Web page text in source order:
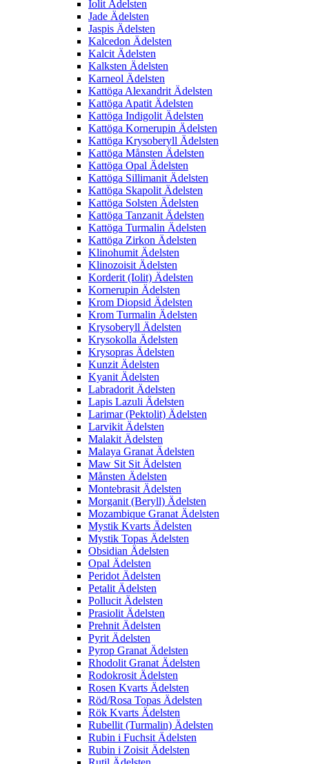
Iolit Ädelsten
Jade Ädelsten
Jaspis Ädelsten
Kalcedon Ädelsten
Kalcit Ädelsten
Kalksten Ädelsten
Karneol Ädelsten
Kattöga Alexandrit Ädelsten
Kattöga Apatit Ädelsten
Kattöga Indigolit Ädelsten
Kattöga Kornerupin Ädelsten
Kattöga Krysoberyll Ädelsten
Kattöga Månsten Ädelsten
Kattöga Opal Ädelsten
Kattöga Sillimanit Ädelsten
Kattöga Skapolit Ädelsten
Kattöga Solsten Ädelsten
Kattöga Tanzanit Ädelsten
Kattöga Turmalin Ädelsten
Kattöga Zirkon Ädelsten
Klinohumit Ädelsten
Klinozoisit Ädelsten
Korderit (Iolit) Ädelsten
Kornerupin Ädelsten
Krom Diopsid Ädelsten
Krom Turmalin Ädelsten
Krysoberyll Ädelsten
Krysokolla Ädelsten
Krysopras Ädelsten
Kunzit Ädelsten
Kyanit Ädelsten
Labradorit Ädelsten
Lapis Lazuli Ädelsten
Larimar (Pektolit) Ädelsten
Larvikit Ädelsten
Malakit Ädelsten
Malaya Granat Ädelsten
Maw Sit Sit Ädelsten
Månsten Ädelsten
Montebrasit Ädelsten
Morganit (Beryll) Ädelsten
Mozambique Granat Ädelsten
Mystik Kvarts Ädelsten
Mystik Topas Ädelsten
Obsidian Ädelsten
Opal Ädelsten
Peridot Ädelsten
Petalit Ädelsten
Pollucit Ädelsten
Prasiolit Ädelsten
Prehnit Ädelsten
Pyrit Ädelsten
Pyrop Granat Ädelsten
Rhodolit Granat Ädelsten
Rodokrosit Ädelsten
Rosen Kvarts Ädelsten
Röd/Rosa Topas Ädelsten
Rök Kvarts Ädelsten
Rubellit (Turmalin) Ädelsten
Rubin i Fuchsit Ädelsten
Rubin i Zoisit Ädelsten